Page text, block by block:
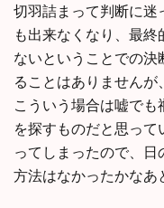
切羽詰まって判断に迷
も出来なくなり、最
ないということでの
ることはありませんが
こういう場合は嘘で
を探すものだと思っ
ってしまったので、
方法はなかったかなあ